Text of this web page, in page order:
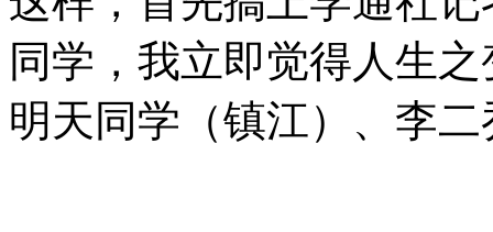
同学，我立即觉得人生
明天同学（镇江）、李